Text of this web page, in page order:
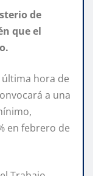
de
que el
hora de
a una
en febrero de